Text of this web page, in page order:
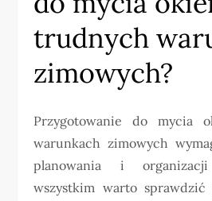
trudnych
zimowych?
Przygotowanie do mycia
warunkach zimowych
planowania i
wszystkim warto sprawdzić